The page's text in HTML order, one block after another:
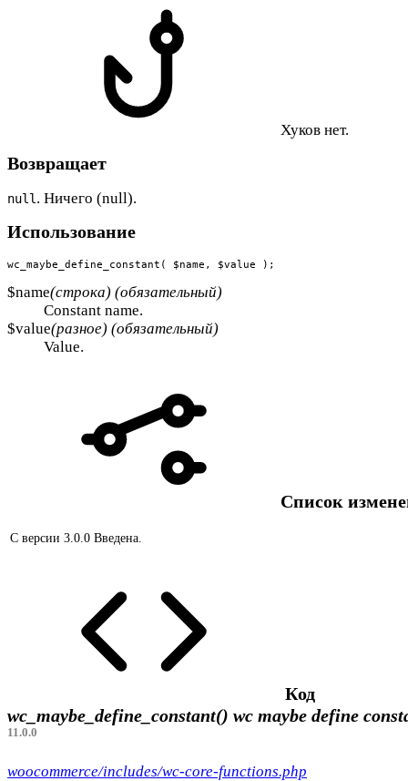
Хуков нет.
Возвращает
null . Ничего (null).
Использование
wc_maybe_define_constant( $name, $value );
$name(строка) (обязательный)
Constant name.
$value(разное) (обязательный)
Value.
Список
С версии 3.0.0 Введена.
Код
wc_maybe_define_constant() wc maybe define
11.0.0
woocommerce/includes/wc-core-functions.php